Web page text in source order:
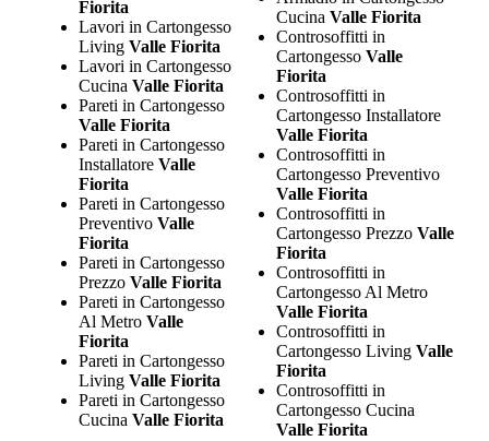
Fiorita
Lavori in Cartongesso
Living Valle Fiorita
Lavori in Cartongesso
Cucina Valle Fiorita
Pareti in Cartongesso
Valle Fiorita
Pareti in Cartongesso
Installatore Valle
Fiorita
Pareti in Cartongesso
Preventivo Valle
Fiorita
Pareti in Cartongesso
Prezzo Valle Fiorita
Pareti in Cartongesso
Al Metro Valle
Fiorita
Pareti in Cartongesso
Living Valle Fiorita
Pareti in Cartongesso
Cucina Valle Fiorita
Cucina Valle Fiorita
Controsoffitti in
Cartongesso Valle
Fiorita
Controsoffitti in
Cartongesso Installatore
Valle Fiorita
Controsoffitti in
Cartongesso Preventivo
Valle Fiorita
Controsoffitti in
Cartongesso Prezzo Valle
Fiorita
Controsoffitti in
Cartongesso Al Metro
Valle Fiorita
Controsoffitti in
Cartongesso Living Valle
Fiorita
Controsoffitti in
Cartongesso Cucina
Valle Fiorita